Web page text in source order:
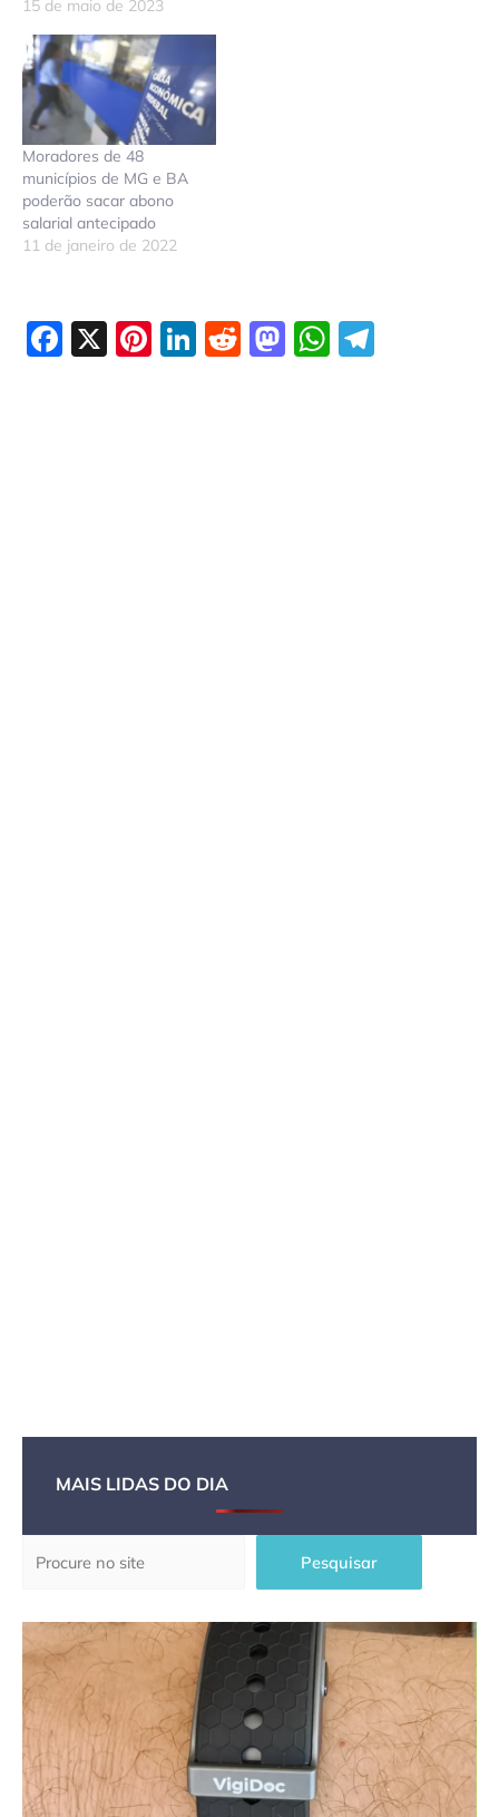
15 de maio de 2023
Moradores de 48
municípios de MG e BA
poderão sacar abono
salarial antecipado
11 de janeiro de 2022
Facebook
X Pinterest
LinkedIn
Reddit
Mastodon
MAIS LIDAS DO DIA
Pesquisar